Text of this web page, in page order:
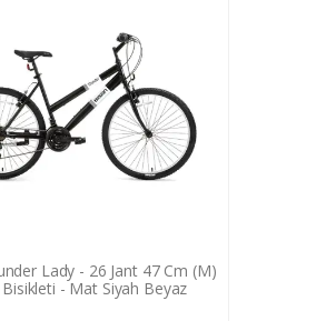
Lady - 26 Jant 47 Cm (M)
Bisikleti - Mat Siyah Beyaz